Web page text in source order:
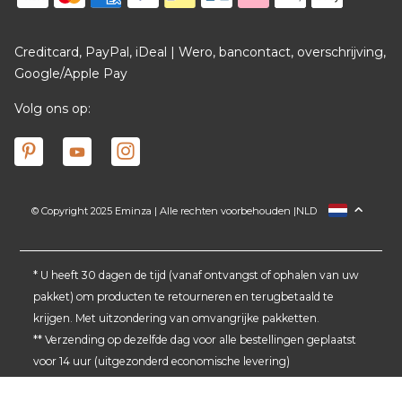
Creditcard, PayPal, iDeal | Wero, bancontact, overschrijving,
Google/Apple Pay
Volg ons op:
© Copyright 2025 Eminza | Alle rechten voorbehouden |
FRANCE
ITALIA
DEUTSCHLAND
SCHWEIZ
NLD
* U heeft 30 dagen de tijd (vanaf ontvangst of ophalen van uw
pakket) om producten te retourneren en terugbetaald te
krijgen. Met uitzondering van omvangrijke pakketten.
** Verzending op dezelfde dag voor alle bestellingen geplaatst
voor 14 uur (uitgezonderd economische levering)